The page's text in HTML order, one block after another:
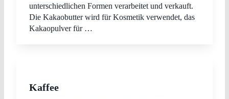
unterschiedlichen Formen verarbeitet und verkauft.
Die Kakaobutter wird für Kosmetik verwendet, das
Kakaopulver für …
Kaffee